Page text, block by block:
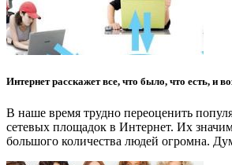
Интернет расскажет все, что было, что есть, и
В наше время трудно переоценить
сетевых площадок в Интернет. Их
большого количества людей огромна.